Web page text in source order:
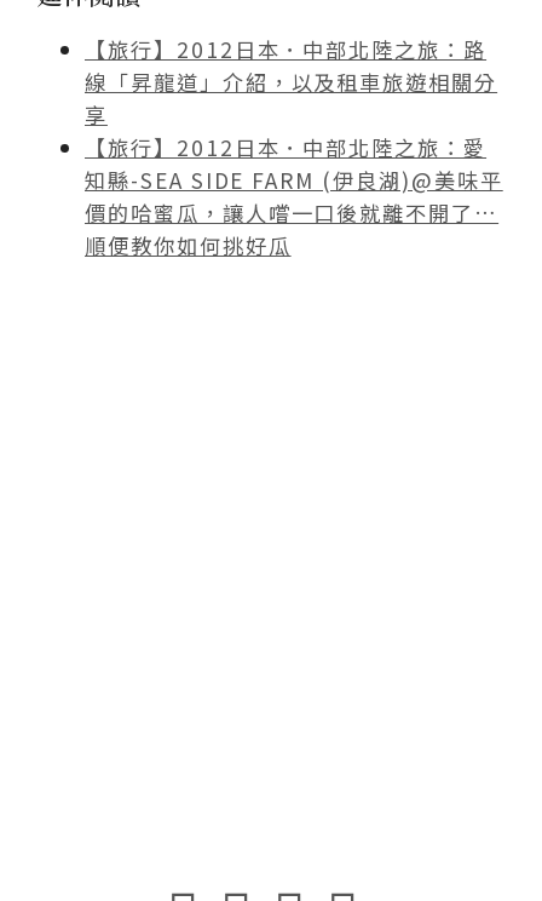
【旅行】2012日本．中部北陸之旅：路
線「昇龍道」介紹，以及租車旅遊相關分
享
【旅行】2012日本．中部北陸之旅：愛
知縣-SEA SIDE FARM (伊良湖)@美味平
價的哈蜜瓜，讓人嚐一口後就離不開了…
順便教你如何挑好瓜